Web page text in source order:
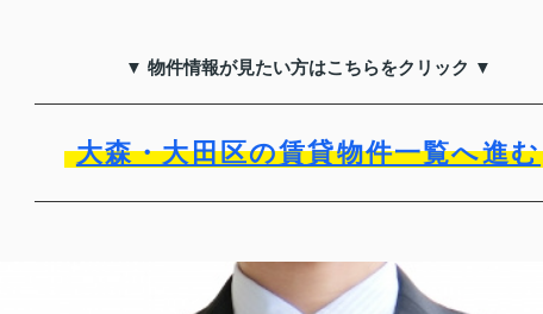
▼ 物件情報が見たい方はこちらをクリック ▼
大森・大田区の賃貸物件一覧へ進む